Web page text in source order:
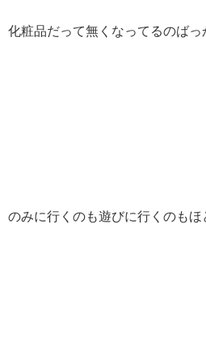
化粧品だって無くなってるのばっ
のみに行くのも遊びに行くのもほ